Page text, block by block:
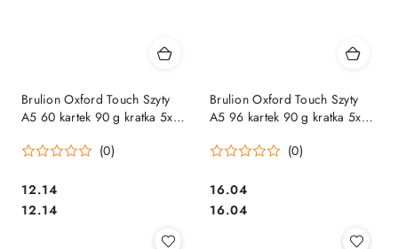
Brulion Oxford Touch Szyty
A5 60 kartek 90 g kratka 5x5
(0)
Cena:
12.14
Cena:
12.14
Brulion Oxford Touch Szyty
A5 96 kartek 90 g kratka 5x5
(0)
Cena:
16.04
Cena:
16.04